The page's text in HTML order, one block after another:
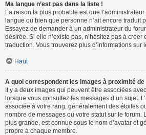
Ma langue n’est pas dans la liste !
La raison la plus probable est que l’administrateur
langue ou bien que personne n’ait encore traduit
Essayez de demander à un administrateur du
désirée. Si elle n’existe pas, n’hésitez pas à
traduction. Vous trouverez plus d’informations sur
Haut
A quoi correspondent les images à proximité de
Il y a deux images qui peuvent être associées
lorsque vous consultez les messages d’un sujet.
associée à votre rang, généralement des étoiles
nombre de messages ou votre statut sur le forum.
plus grande, est connue sous le nom d’avatar et
propre à chaque membre.